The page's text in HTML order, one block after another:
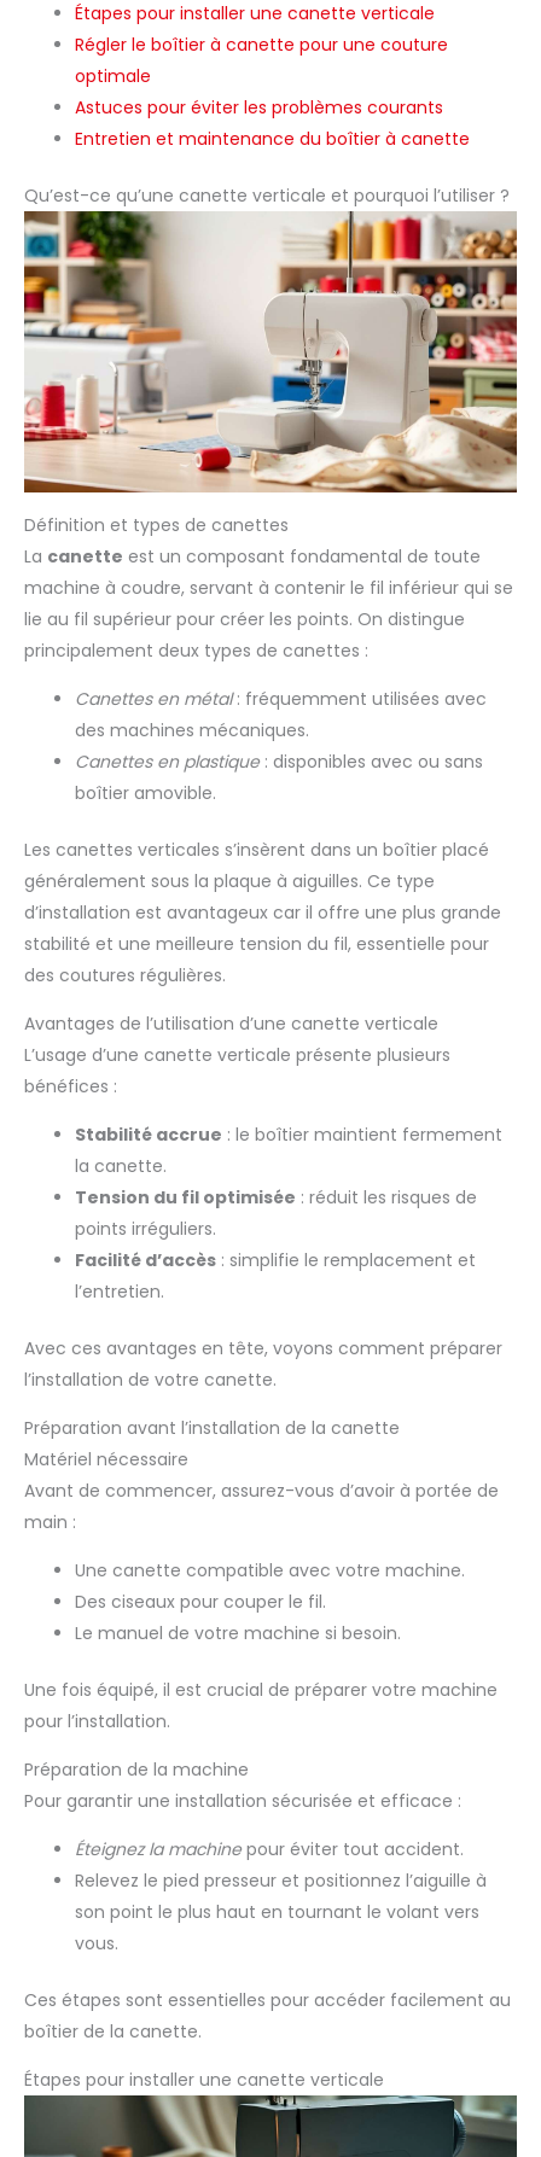
Étapes pour installer une canette verticale
Régler le boîtier à canette pour une couture
optimale
Astuces pour éviter les problèmes courants
Entretien et maintenance du boîtier à canette
Qu’est-ce qu’une canette verticale et pourquoi l’utiliser ?
Définition et types de canettes
La canette est un composant fondamental de toute
machine à coudre, servant à contenir le fil inférieur qui se
lie au fil supérieur pour créer les points. On distingue
principalement deux types de canettes :
Canettes en métal: fréquemment utilisées avec
des machines mécaniques.
Canettes en plastique: disponibles avec ou sans
boîtier amovible.
Les canettes verticales s’insèrent dans un boîtier placé
généralement sous la plaque à aiguilles. Ce type
d’installation est avantageux car il offre une plus grande
stabilité et une meilleure tension du fil, essentielle pour
des coutures régulières.
Avantages de l’utilisation d’une canette verticale
L’usage d’une canette verticale présente plusieurs
bénéfices :
Stabilité accrue : le boîtier maintient fermement
la canette.
Tension du fil optimisée : réduit les risques de
points irréguliers.
Facilité d’accès : simplifie le remplacement et
l’entretien.
Avec ces avantages en tête, voyons comment préparer
l’installation de votre canette.
Préparation avant l’installation de la canette
Matériel nécessaire
Avant de commencer, assurez-vous d’avoir à portée de
main :
Une canette compatible avec votre machine.
Des ciseaux pour couper le fil.
Le manuel de votre machine si besoin.
Une fois équipé, il est crucial de préparer votre machine
pour l’installation.
Préparation de la machine
Pour garantir une installation sécurisée et efficace :
Éteignez la machinepour éviter tout accident.
Relevez le pied presseur et positionnez l’aiguille à
son point le plus haut en tournant le volant vers
vous.
Ces étapes sont essentielles pour accéder facilement au
boîtier de la canette.
Étapes pour installer une canette verticale